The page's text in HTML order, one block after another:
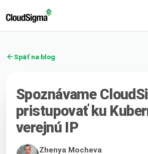
Späť na blog
Spoznávame
pristupovať ku
verejnú IP
Zhenya Mocheva